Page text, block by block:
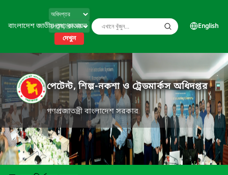
বাংলাদেশ জাতীয় তথ্য বাতায়ন
দেখুন
English
পেটেন্ট, শিল্প-নকশা ও ট্রেডমার্কস অধিদপ্তর
গণপ্রজাতন্ত্রী বাংলাদেশ সরকার